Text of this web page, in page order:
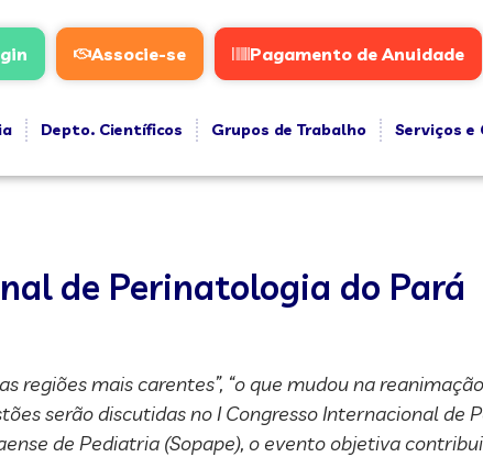
Associe-se Pagamento de Anuidade
Depto. Científicos Grupos de Trabalho Serviços e
de Perinatologia do Pará
regiões mais carentes”, “o que mudou na
serão discutidas no I Congresso Internacional de
de Pediatria (Sopape), o evento objetiva